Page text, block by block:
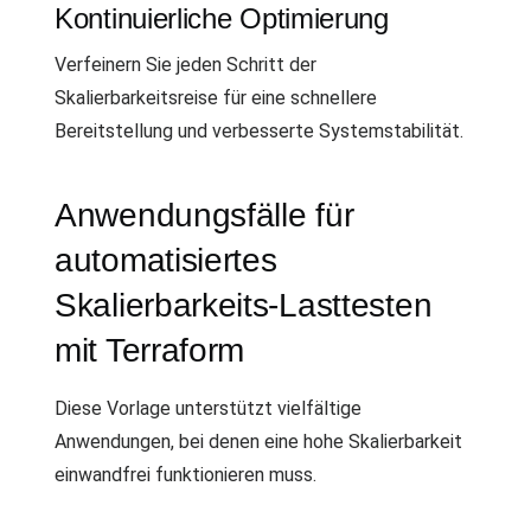
Kontinuierliche Optimierung
Verfeinern Sie jeden Schritt der
Skalierbarkeitsreise für eine schnellere
Bereitstellung und verbesserte Systemstabilität.
Anwendungsfälle für
automatisiertes
Skalierbarkeits-Lasttesten
mit Terraform
Diese Vorlage unterstützt vielfältige
Anwendungen, bei denen eine hohe Skalierbarkeit
einwandfrei funktionieren muss.